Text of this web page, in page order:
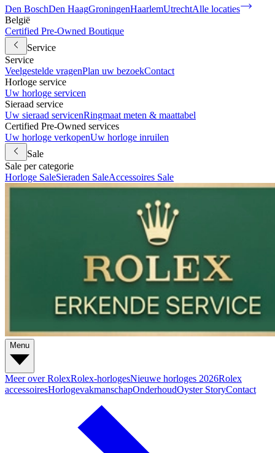
Den BoschDen HaagGroningenHaarlemUtrechtAlle locaties
België
Certified Pre-Owned Boutique
Service
Service
Veelgestelde vragenPlan uw bezoekContact
Horloge service
Uw horloge servicen
Sieraad service
Uw sieraad servicenRingmaat meten & maattabel
Certified Pre-Owned services
Uw horloge verkopenUw horloge inruilen
Sale
Sale per categorie
Horloge SaleSieraden SaleAccessoires Sale
Menu
Meer over RolexRolex-horlogesNieuwe horloges 2026Rolex
accessoiresHorlogevakmanschapOnderhoudOyster StoryContact